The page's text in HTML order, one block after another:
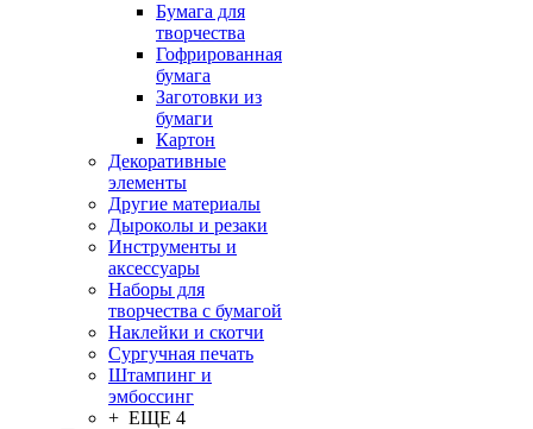
Бумага для
творчества
Гофрированная
бумага
Заготовки из
бумаги
Картон
Декоративные
элементы
Другие материалы
Дыроколы и резаки
Инструменты и
аксессуары
Наборы для
творчества с бумагой
Наклейки и скотчи
Сургучная печать
Штампинг и
эмбоссинг
+ ЕЩЕ 4